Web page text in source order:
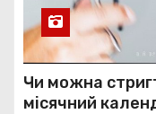
Чи можна
місячний